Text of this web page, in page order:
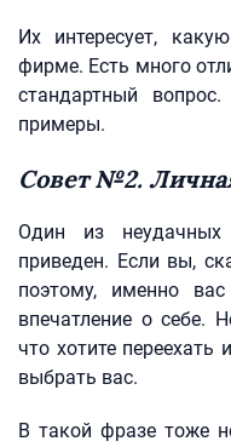
Их интересует,
фирме. Есть много
стандартный
примеры.
Совет №2.
Один из
приведен. Если вы,
поэтому, именно
впечатление о себе.
что хотите переехать
выбрать вас.
В такой фразе тоже